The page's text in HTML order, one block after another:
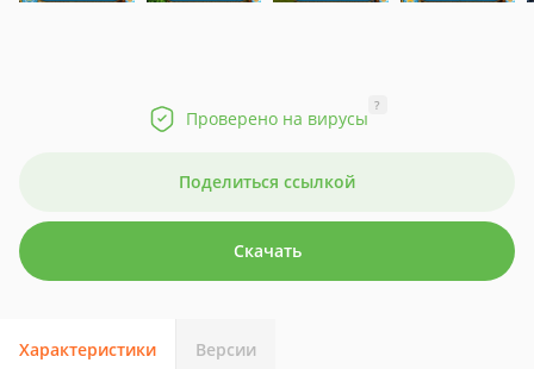
Проверено на вирусы
?
Поделиться ссылкой
Скачать
Характеристики Версии